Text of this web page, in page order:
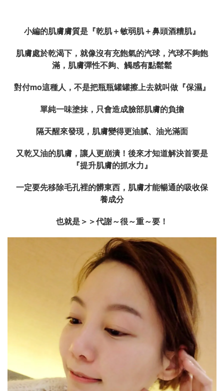
小編的肌膚膚質是『乾肌＋敏弱肌＋鼻頭酒糟肌』
肌膚處於乾渴下，就像沒有充飽氣的汽球，汽球不夠飽
滿，肌膚彈性不夠、觸感有點鬆鬆
對付mo這種人，不是把瓶瓶罐罐擦上去就叫做『保濕』
單純一味塗抹，只會造成臉部肌膚的負擔
隔天醒來發現，肌膚變得更油膩、油光滿面
又乾又油的肌膚，讓人更崩潰！後來才知道解決首要是
『提升肌膚的抓水力』
一定要先移除毛孔裡的髒東西，肌膚才能暢通的吸收保
養成分
也就是＞＞代謝～很～重～要！